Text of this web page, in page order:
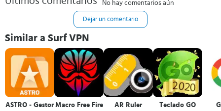
No hay comentarios aún
Dejar un comentario
Similar a Surf VPN
ASTRO - Gestor Macro Free Fire AR Ruler Teclado GO